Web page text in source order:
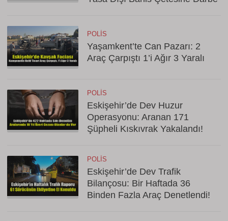
POLIS
Yaşamkent’te Can Pazarı: 2
Araç Çarpıştı 1’i Ağır 3 Yaralı
POLIS
Eskişehir’de Dev Huzur
Operasyonu: Aranan 171
Şüpheli Kıskıvrak Yakalandı!
POLIS
Eskişehir’de Dev Trafik
Bilançosu: Bir Haftada 36
Binden Fazla Araç Denetlendi!